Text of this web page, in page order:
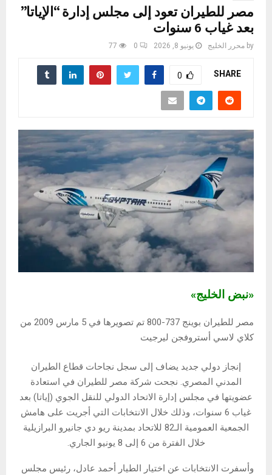
مصر للطيران تعود إلى مجلس إدارة “الإياتا”
بعد غياب 6 سنوات
by محرر الخليج يونيو 8, 2026 0
77
SHARE
0
«نبض الخليج»
مصر للطيران بوينج 737-800 تم تصويرها في 5 مارس 2009 من
كلاي لاسي أستروفجن ليرجيت
إنجاز دولي جديد يضاف إلى سجل نجاحات قطاع الطيران
المدني المصري. نجحت شركة مصر للطيران في استعادة
عضويتها في مجلس إدارة الاتحاد الدولي للنقل الجوي (إياتا) بعد
غياب 6 سنوات، وذلك خلال الانتخابات التي أجريت على هامش
الجمعية العمومية الـ82 للاتحاد بمدينة ريو دي جانيرو البرازيلية
خلال الفترة من 6 إلى 8 يونيو الجاري.
وأسفرت الانتخابات عن اختيار الطيار أحمد عادل، رئيس مجلس